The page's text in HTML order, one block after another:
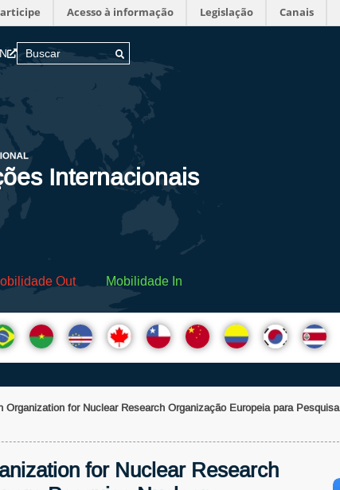
Acesso à informação Legislação Canais
Internacionais
Out Mobilidade In
Organization for Nuclear Research Organização Europeia para Pesquisa
for Nuclear Research